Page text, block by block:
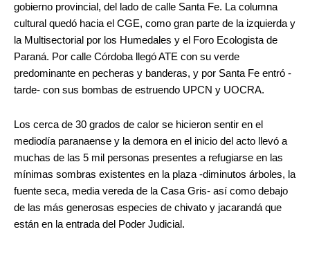
gobierno provincial, del lado de calle Santa Fe. La columna
cultural quedó hacia el CGE, como gran parte de la izquierda y
la Multisectorial por los Humedales y el Foro Ecologista de
Paraná. Por calle Córdoba llegó ATE con su verde
predominante en pecheras y banderas, y por Santa Fe entró -
tarde- con sus bombas de estruendo UPCN y UOCRA.
Los cerca de 30 grados de calor se hicieron sentir en el
mediodía paranaense y la demora en el inicio del acto llevó a
muchas de las 5 mil personas presentes a refugiarse en las
mínimas sombras existentes en la plaza -diminutos árboles, la
fuente seca, media vereda de la Casa Gris- así como debajo
de las más generosas especies de chivato y jacarandá que
están en la entrada del Poder Judicial.